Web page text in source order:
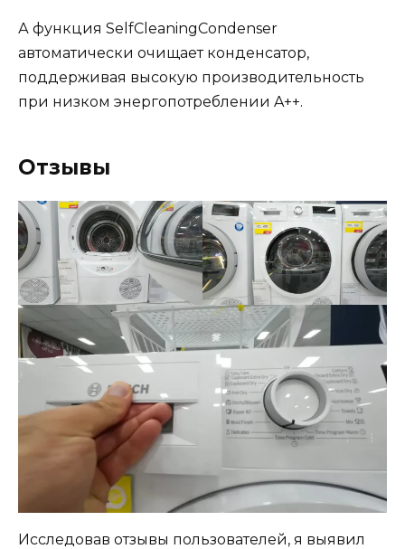
А функция SelfCleaningCondenser
автоматически очищает конденсатор,
поддерживая высокую производительность
при низком энергопотреблении A++.
Отзывы
Исследовав отзывы пользователей, я выявил